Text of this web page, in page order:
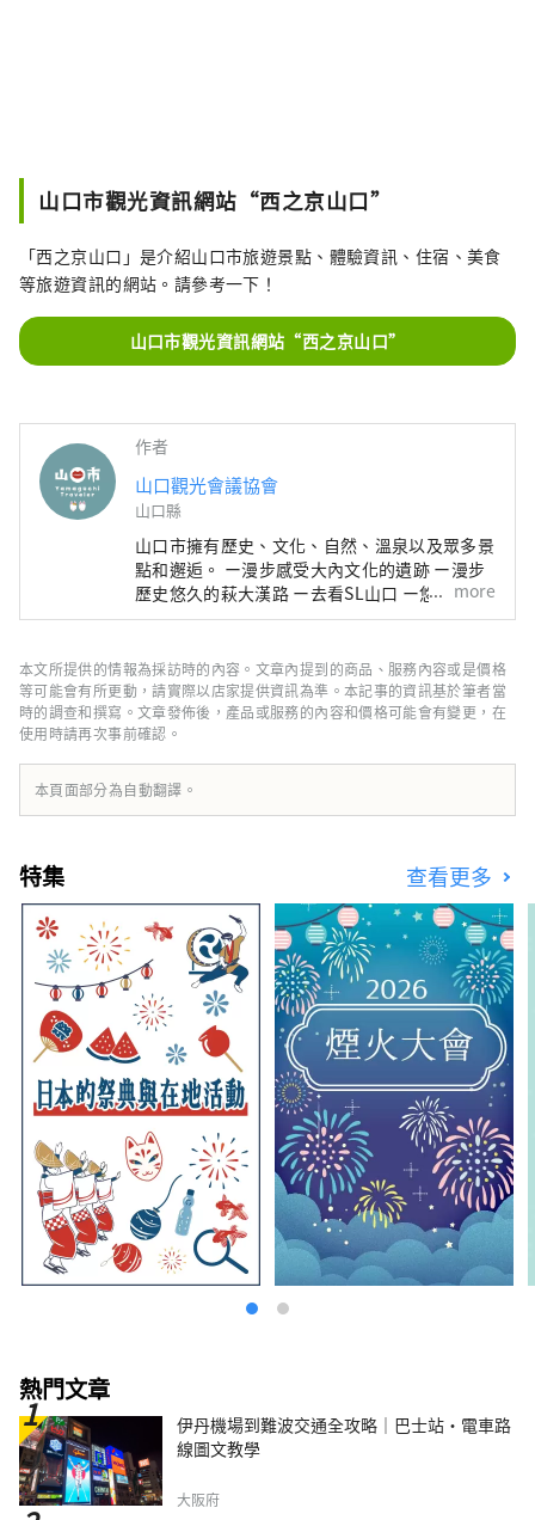
山口市觀光資訊網站“西之京山口”
「西之京山口」是介紹山口市旅遊景點、體驗資訊、住宿、美食
等旅遊資訊的網站。請參考一下！
山口市觀光資訊網站“西之京山口”
作者
山口觀光會議協會
山口縣
山口市擁有歷史、文化、自然、溫泉以及眾多景
點和邂逅。 ー漫步感受大內文化的遺跡 ー漫步
歷史悠久的萩大漢路 ー去看SL山口 ー悠閒享受
湯田溫泉 享受北邊的中國山地和南邊的瀨戶內
地方時， 看到它、感受它、體驗它。 去山口旅
行吧，在那裡您可以盡情享受時光。
more
本文所提供的情報為採訪時的內容。文章內提到的商品、服務內容或是價格
等可能會有所更動，請實際以店家提供資訊為準。本記事的資訊基於筆者當
時的調查和撰寫。文章發佈後，產品或服務的內容和價格可能會有變更，在
使用時請再次事前確認。
本頁面部分為自動翻譯。
特集 查看更多
熱門文章
伊丹機場到難波交通全攻略｜巴士站・電車路
線圖文教學
大阪府